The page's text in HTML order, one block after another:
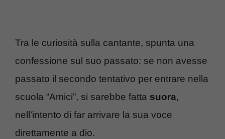
Tra le curiosità sulla cantante, spunta una
confessione sul suo passato: se non avesse
passato il secondo tentativo per entrare nella
scuola “Amici”, si sarebbe fatta suora,
nell’intento di far arrivare la sua voce
direttamente a dio.